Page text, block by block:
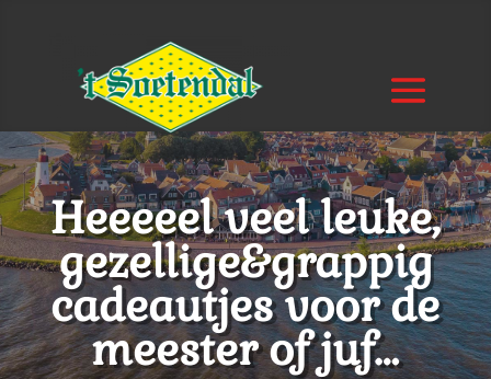
Heeeeel veel leuke,
gezellige&grappig
cadeautjes voor de
meester of juf…